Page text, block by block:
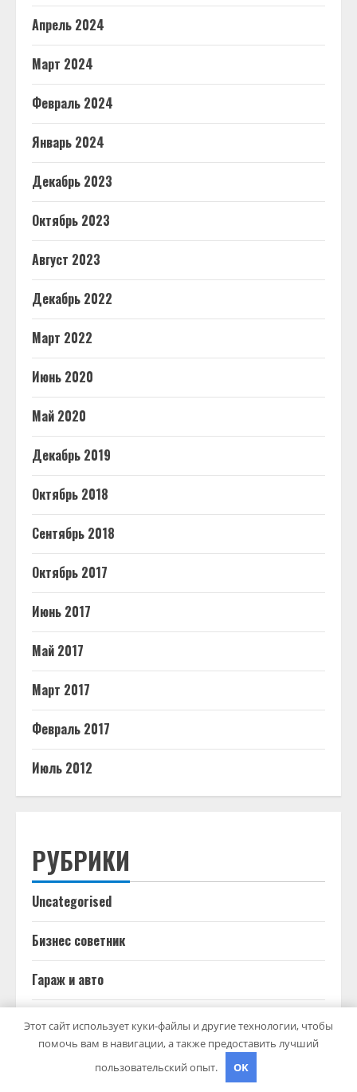
Апрель 2024
Март 2024
Февраль 2024
Январь 2024
Декабрь 2023
Октябрь 2023
Август 2023
Декабрь 2022
Март 2022
Июнь 2020
Май 2020
Декабрь 2019
Октябрь 2018
Сентябрь 2018
Октябрь 2017
Июнь 2017
Май 2017
Март 2017
Февраль 2017
Июль 2012
РУБРИКИ
Uncategorised
Бизнес советник
Гараж и авто
Дача, участок
Этот сайт использует куки-файлы и другие технологии, чтобы
помочь вам в навигации, а также предоставить лучший
пользовательский опыт.
OK